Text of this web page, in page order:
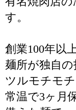
す。
創業100年以
麺所が独自
ツルモチモ
常温で3ヶ月